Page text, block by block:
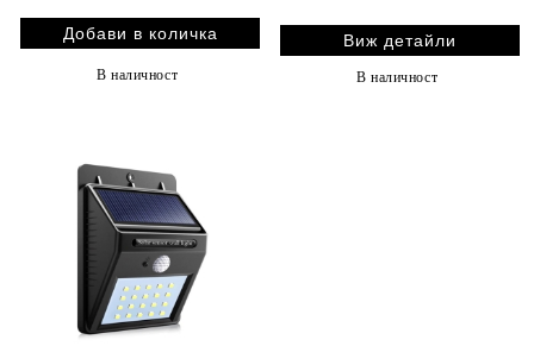
В наличност
Виж детайли
В наличност